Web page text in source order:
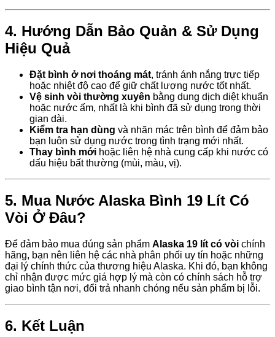
4. Hướng Dẫn Bảo Quản & Sử Dụng
Hiệu Quả
Đặt bình ở nơi thoáng mát, tránh ánh nắng trực tiếp
hoặc nhiệt độ cao để giữ chất lượng nước tốt nhất.
Vệ sinh vòi thường xuyên bằng dung dịch diệt khuẩn
hoặc nước ấm, nhất là khi bình đã sử dụng trong thời
gian dài.
Kiểm tra hạn dùng và nhãn mác trên bình để đảm bảo
bạn luôn sử dụng nước trong tình trạng mới nhất.
Thay bình mới hoặc liên hệ nhà cung cấp khi nước có
dấu hiệu bất thường (mùi, màu, vị).
5. Mua Nước Alaska Bình 19 Lít Có
Vòi Ở Đâu?
Để đảm bảo mua đúng sản phẩm Alaska 19 lít có vòi chính
hãng, bạn nên liên hệ các nhà phân phối uy tín hoặc những
đại lý chính thức của thương hiệu Alaska. Khi đó, bạn không
chỉ nhận được mức giá hợp lý mà còn có chính sách hỗ trợ
giao bình tận nơi, đổi trả nhanh chóng nếu sản phẩm bị lỗi.
6. Kết Luận